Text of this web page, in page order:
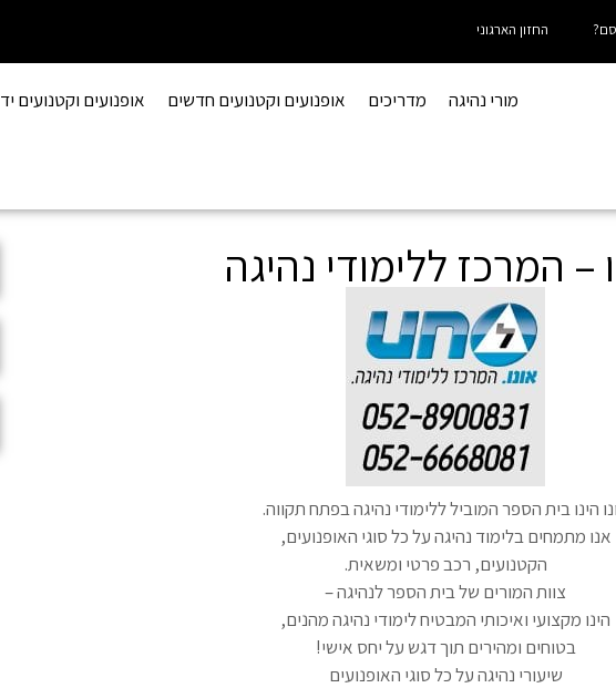
החזון הארגוני
מורי נהיגה מדריכים אופנועים וקטנועים חדשים אופנועים וקטנועים יד 2
– המרכז ללימודי נהיגה
הינו בית הספר המוביל ללימודי נהיגה בפתח תקווה.
אנו מתמחים בלימוד נהיגה על כל סוגי האופנועים,
הקטנועים, רכב פרטי ומשאית.
צוות המורים של בית הספר לנהיגה –
הינו מקצועי ואיכותי המבטיח לימודי נהיגה מהנים,
בטוחים ומהירים תוך דגש על יחס אישי!
שיעורי נהיגה על כל סוגי האופנועים